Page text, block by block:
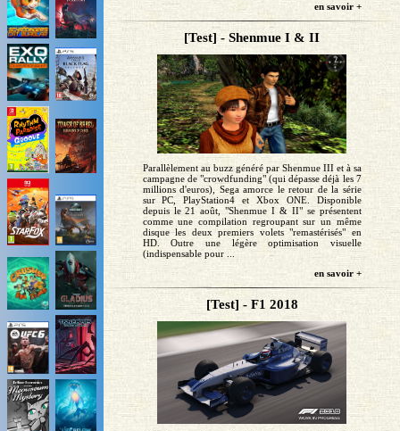
en savoir +
[Test] - Shenmue I & II
Parallèlement au buzz généré par Shenmue III et à sa
campagne de "crowdfunding" (qui dépasse déjà les 7
millions d'euros), Sega amorce le retour de la série
sur PC, PlayStation4 et Xbox ONE. Disponible
depuis le 21 août, "Shenmue I & II" se présentent
comme une compilation regroupant sur un même
disque les deux premiers volets "remastérisés" en
HD. Outre une légère optimisation visuelle
(indispensable pour ...
en savoir +
[Test] - F1 2018